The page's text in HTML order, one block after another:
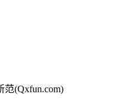
(Qxfun.com)